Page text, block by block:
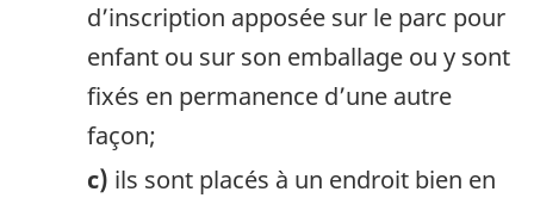
d’inscription apposée sur le parc pour
enfant ou sur son emballage ou y sont
fixés en permanence d’une autre
façon;
c) ils sont placés à un endroit bien en